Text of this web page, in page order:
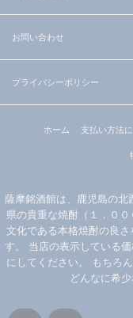
お問い合わせ
プライバシーポリシー
ホーム 支払い方法
薩摩銘酒館は、鹿児島の北
県の貴重な焼酎（１．０
文化である本格焼酎の良
す。 当店の表示している
にしてください。 もちろ
どんなに希